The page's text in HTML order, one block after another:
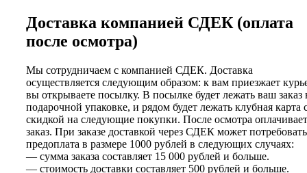
Доставка компанией СДЕК (оплата
после осмотра)
Мы сотрудничаем с компанией СДЕК. Доставка
осуществляется следующим образом: к вам приезжает
вы открываете посылку. В посылке будет лежать ваш заказ
подарочной упаковке, и рядом будет лежать клубная карта
скидкой на следующие покупки. После осмотра
заказ. При заказе доставкой через СДЕК может
предоплата в размере 1000 рублей в следующих случаях:
— сумма заказа составляет 15 000 рублей и больше.
— стоимость доставки составляет 500 рублей и больше.